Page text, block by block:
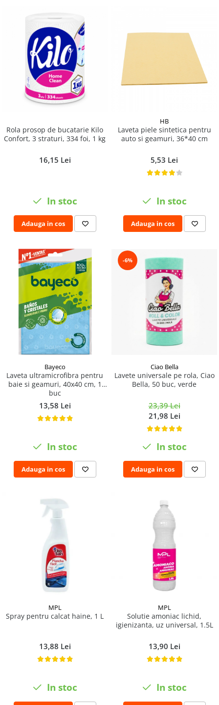
Rola prosop de bucatarie Kilo
Confort, 3 straturi, 334 foi, 1 kg
16,15 Lei
In stoc
Adauga in cos
HB
Laveta piele sintetica pentru
auto si geamuri, 36*40 cm
5,53 Lei
In stoc
Adauga in cos
Bayeco
Laveta ultramicrofibra pentru
baie si geamuri, 40x40 cm, 1
buc
13,58 Lei
In stoc
Adauga in cos
-6%
Ciao Bella
Lavete universale pe rola, Ciao
Bella, 50 buc, verde
23,39 Lei
21,98 Lei
In stoc
Adauga in cos
MPL
Spray pentru calcat haine, 1 L
13,88 Lei
In stoc
MPL
Solutie amoniac lichid,
igienizanta, uz universal, 1.5L
13,90 Lei
In stoc